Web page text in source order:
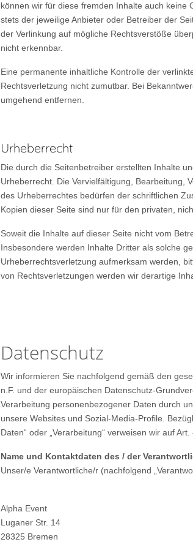
können wir für diese fremden Inhalte auch
stets der jeweilige Anbieter oder Betreiber der
der Verlinkung auf mögliche Rechtsverstöße
nicht erkennbar.
Eine permanente inhaltliche Kontrolle der
Rechtsverletzung nicht zumutbar. Bei
umgehend entfernen.
Urheberrecht
Die durch die Seitenbetreiber erstellten Inhalte
Urheberrecht. Die Vervielfältigung, Bearbeitung,
des Urheberrechtes bedürfen der schriftlichen
Kopien dieser Seite sind nur für den privaten,
Soweit die Inhalte auf dieser Seite nicht vom
Insbesondere werden Inhalte Dritter als solche
Urheberrechtsverletzung aufmerksam werden,
von Rechtsverletzungen werden wir derartige
Datenschutz
Wir informieren Sie nachfolgend gemäß den
n.F. und der europäischen Datenschutz-
Verarbeitung personenbezogener Daten durch
unsere Websites und Sozial-Media-Profile.
Daten“ oder „Verarbeitung“ verweisen wir auf Art.
Name und Kontaktdaten des / der
Unser/e Verantwortliche/r (nachfolgend
Alpha Event
Luganer Str. 14
28325 Bremen